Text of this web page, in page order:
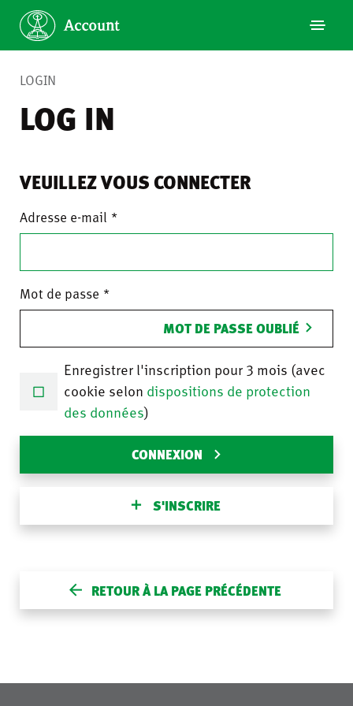
LOGIN
LOG IN
VEUILLEZ VOUS CONNECTER
Adresse e-mail
Mot de passe
MOT DE PASSE OUBLIÉ
Enregistrer l'inscription pour 3 mois (avec
cookie selon dispositions de protection
des données)
CONNEXION
S'INSCRIRE
RETOUR À LA PAGE PRÉCÉDENTE